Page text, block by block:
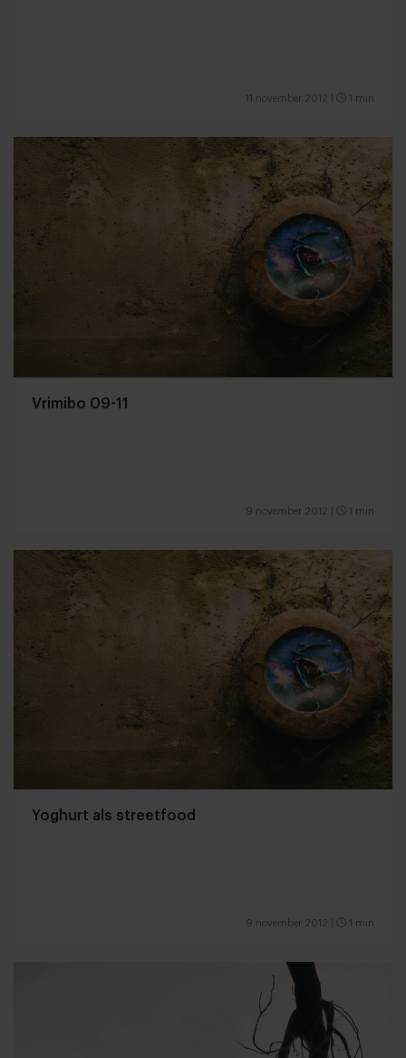
11 november 2012 1 min
Vrimibo 09-11
9 november 2012 1 min
Yoghurt als streetfood
9 november 2012 1 min